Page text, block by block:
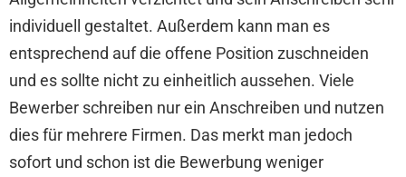
individuell gestaltet. Außerdem kann man es
entsprechend auf die offene Position zuschneiden
und es sollte nicht zu einheitlich aussehen. Viele
Bewerber schreiben nur ein Anschreiben und nutzen
dies für mehrere Firmen. Das merkt man jedoch
sofort und schon ist die Bewerbung weniger